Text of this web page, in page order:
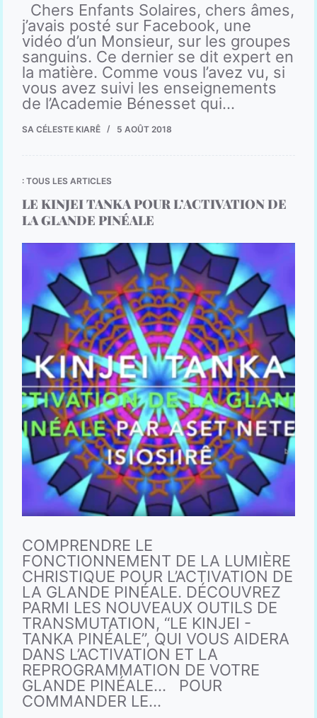
Chers Enfants Solaires, chers âmes,
j’avais posté sur Facebook, une
vidéo d’un Monsieur, sur les groupes
sanguins. Ce dernier se dit expert en
la matière. Comme vous l’avez vu, si
vous avez suivi les enseignements
de l’Academie Bénesset qui…
SA CÉLESTE KIARÊ 5 AOÛT 2018
: TOUS LES ARTICLES
LE KINJEI TANKA POUR L’ACTIVATION DE
LA GLANDE PINÉALE
COMPRENDRE LE
FONCTIONNEMENT DE LA LUMIÈRE
CHRISTIQUE POUR L’ACTIVATION DE
LA GLANDE PINÉALE. DÉCOUVREZ
PARMI LES NOUVEAUX OUTILS DE
TRANSMUTATION, “LE KINJEI -
TANKA PINÉALE”, QUI VOUS AIDERA
DANS L’ACTIVATION ET LA
REPROGRAMMATION DE VOTRE
GLANDE PINÉALE… POUR
COMMANDER LE…